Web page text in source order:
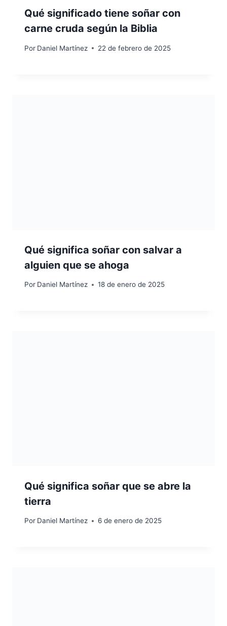
Qué significado tiene soñar con
carne cruda según la Biblia
Por Daniel Martínez 22 de febrero de 2025
Qué significa soñar con salvar a
alguien que se ahoga
Por Daniel Martínez 18 de enero de 2025
Qué significa soñar que se abre la
tierra
Por Daniel Martínez 6 de enero de 2025